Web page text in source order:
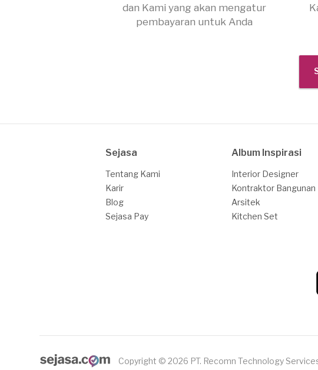
dan Kami yang akan mengatur
pembayaran untuk Anda
Sejasa
Tentang Kami
Karir
Blog
Sejasa Pay
Album Inspirasi
Interior Designer
Kontraktor Bangunan
Arsitek
Kitchen Set
Copyright © 2026 PT. Recomn Technology